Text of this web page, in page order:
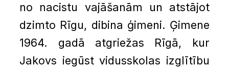
no nacistu vajāšanām un atstājot
dzimto Rīgu, dibina ģimeni. Ģimene
1964. gadā atgriežas Rīgā, kur
Jakovs iegūst vidusskolas izglītību